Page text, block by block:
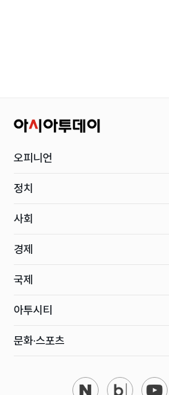
오피니언
정치
사회
경제
국제
아투시티
문화·스포츠